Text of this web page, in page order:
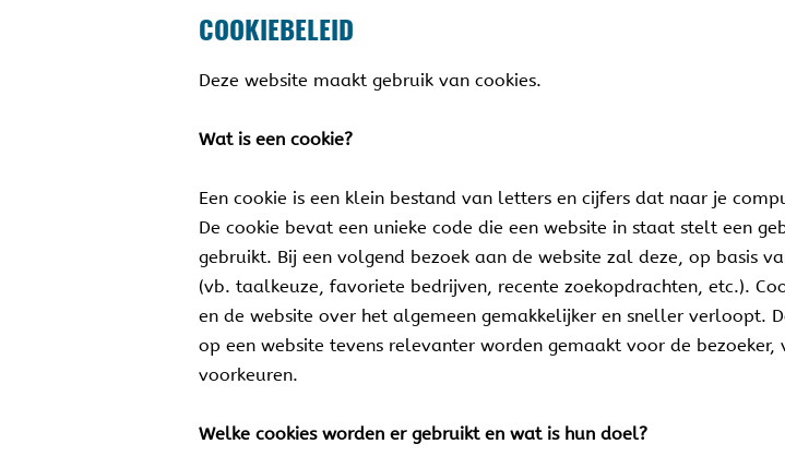
COOKIEBELEID
Deze website maakt gebruik van cookies.
Wat is een cookie?
Een cookie is een klein bestand van letters en cijfers dat naar je
De cookie bevat een unieke code die een website in staat stelt een
gebruikt. Bij een volgend bezoek aan de website zal deze, op basis
(vb. taalkeuze, favoriete bedrijven, recente zoekopdrachten, etc.).
en de website over het algemeen gemakkelijker en sneller verloopt.
op een website tevens relevanter worden gemaakt voor de
voorkeuren.
Welke cookies worden er gebruikt en wat is hun doel?